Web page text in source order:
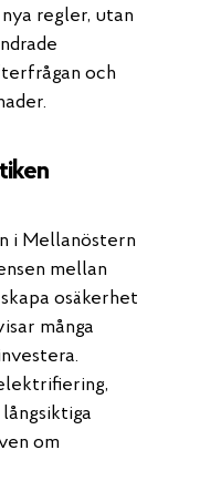
regler, utan
och
i Mellanöstern
mellan
osäkerhet
många
om